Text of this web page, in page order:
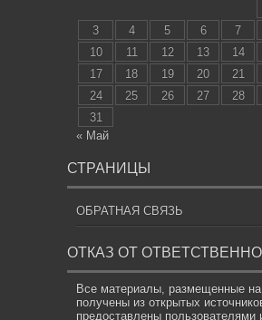
3
4 5 6 7
10
11 12 13 14
17
18 19 20 21
24
25 26 27 28
31
« Май
СТРАНИЦЫ
ОБРАТНАЯ СВЯЗЬ
ОТКАЗ ОТ
Все материалы, размещенные на
получены из открытых
предоставлены пользователями